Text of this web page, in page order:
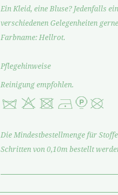
Ein Kleid, eine Bluse? Jedenfalls
verschiedenen Gelegenheiten
Farbname: Hellrot.
Pflegehinweise
Reinigung empfohlen.
Die Mindestbestellmenge für
Schritten von 0,10m bestellt